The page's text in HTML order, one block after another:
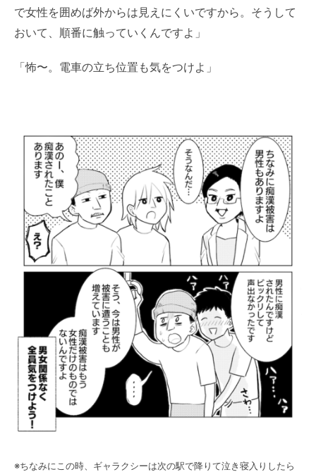
で女性を囲めば外からは見えにくいですから。そうして
おいて、順番に触っていくんですよ」
「怖〜。電車の立ち位置も気をつけよ」
※ちなみにこの時、ギャラクシーは次の駅で降りて泣き寝入りしたら